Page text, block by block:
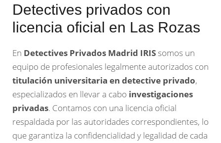
Detectives privados con
licencia oficial en Las Rozas
En Detectives Privados Madrid IRISsomos un
equipo de profesionales legalmente autorizados con
titulación universitaria en detective privado,
especializados en llevar a cabo investigaciones
privadas. Contamos con una licencia oficial
respaldada por las autoridades correspondientes, lo
que garantiza la confidencialidad y legalidad de cada